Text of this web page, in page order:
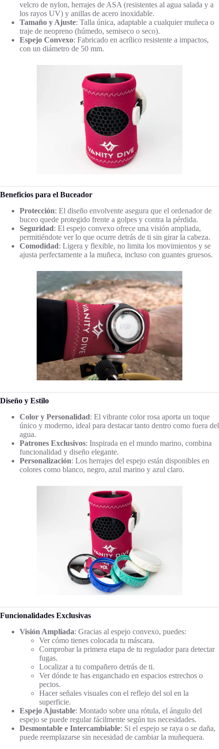
velcro de nylon, herrajes de ASA (resistentes al agua salada y a
los rayos UV) y anillas de acero inoxidable.
Tamaño y Ajuste: Talla única, adaptable a cualquier muñeca o
traje de neopreno (húmedo, semiseco o seco).
Espejo Convexo: Fabricado en acrílico resistente a impactos,
con un diámetro de 50 mm.
Beneficios para el Buceador
Protección: El diseño envolvente asegura que el ordenador de
buceo quede protegido frente a golpes y contra la pérdida.
Seguridad: El espejo convexo ofrece una visión ampliada,
permitiéndote ver lo que ocurre detrás de ti sin girar la cabeza.
Comodidad: Ligera y flexible, no limita los movimientos y se
ajusta perfectamente a la muñeca, incluso con guantes gruesos.
Diseño y Estilo
Color y Personalidad: El vibrante color rosa aporta un toque
único y moderno, ideal para destacar tanto dentro como fuera del
agua.
Patrones Exclusivos: Inspirada en el mundo marino, combina
funcionalidad y diseño elegante.
Personalización: Los herrajes del espejo están disponibles en
colores como blanco, negro, azul marino y azul claro.
Funcionalidades Exclusivas
Visión Ampliada: Gracias al espejo convexo, puedes:
Ver cómo tienes colocada tu máscara.
Comprobar la primera etapa de tu regulador para detectar
fugas.
Localizar a tu compañero detrás de ti.
Ver dónde te has enganchado en espacios estrechos o
pecios.
Hacer señales visuales con el reflejo del sol en la
superficie.
Espejo Ajustable: Montado sobre una rótula, el ángulo del
espejo se puede regular fácilmente según tus necesidades.
Desmontable e Intercambiable: Si el espejo se raya o se daña,
puede reemplazarse sin necesidad de cambiar la muñequera.